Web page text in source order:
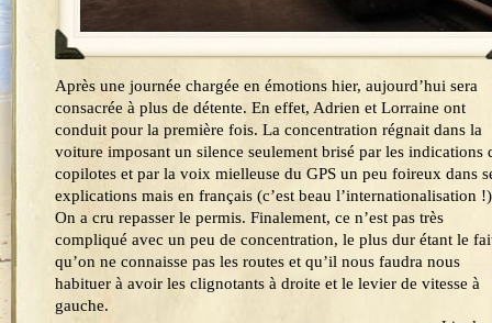
Après une journée chargée en émotions hier, aujourd’hui sera
consacrée à plus de détente. En effet, Adrien et Lorraine ont
conduit pour la première fois. La concentration régnait dans la
voiture imposant un silence seulement brisé par les indications
copilotes et par la voix mielleuse du GPS un peu foireux dans
explications mais en français (c’est beau l’internationalisation
On a cru repasser le permis. Finalement, ce n’est pas très
compliqué avec un peu de concentration, le plus dur étant le
qu’on ne connaisse pas les routes et qu’il nous faudra nous
habituer à avoir les clignotants à droite et le levier de vitesse à
gauche.